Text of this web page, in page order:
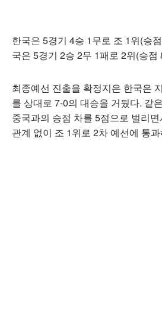
한국은 5경기 4승 1무로 조 1위(승
국은 5경기 2승 2무 1패로 2위(승점
최종예선 진출을 확정지은 한국은
를 상대로 7-0의 대승을 거뒀다. 같
중국과의 승점 차를 5점으로 벌리
관계 없이 조 1위로 2차 예선에 통